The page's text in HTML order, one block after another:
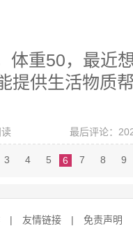
体重50，最近
提供生活物质
最后评论：
3 4 5 6 7 8 9
| 友情链接 | 免责声明